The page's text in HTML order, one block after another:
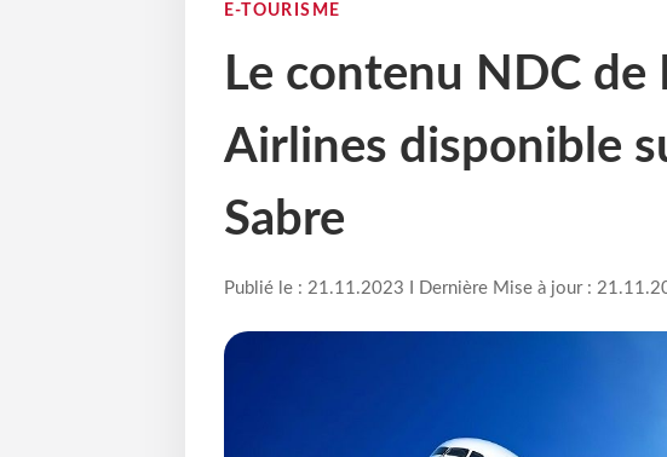
E-TOURISME
Le contenu NDC de
Airlines disponible
Sabre
Publié le : 21.11.2023 I Dernière Mise à jour :